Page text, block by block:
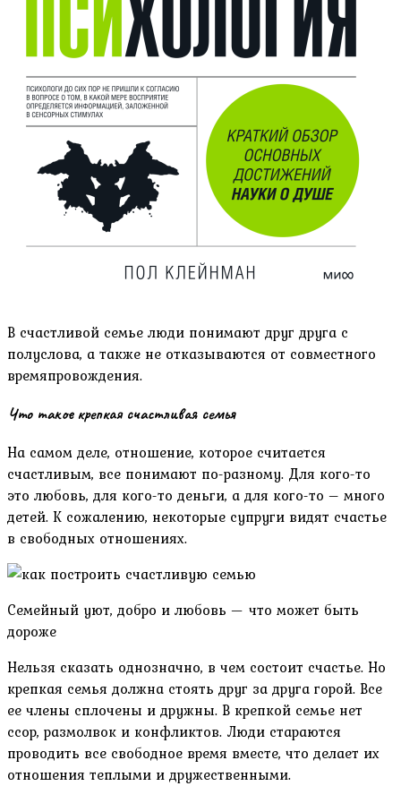
В счастливой семье люди понимают друг друга с
полуслова, а также не отказываются от совместного
времяпровождения.
Что такое крепкая счастливая семья
На самом деле, отношение, которое считается
счастливым, все понимают по-разному. Для кого-то
это любовь, для кого-то деньги, а для кого-то – много
детей. К сожалению, некоторые супруги видят счастье
в свободных отношениях.
Семейный уют, добро и любовь — что может быть
дороже
Нельзя сказать однозначно, в чем состоит счастье. Но
крепкая семья должна стоять друг за друга горой. Все
ее члены сплочены и дружны. В крепкой семье нет
ссор, размолвок и конфликтов. Люди стараются
проводить все свободное время вместе, что делает их
отношения теплыми и дружественными.